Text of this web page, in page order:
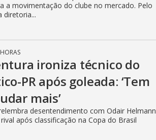
a movimentação do clube no mercado. Pelo
diretoria...
ironiza técnico do
PR após goleada: ‘Tem
mais’
desentendimento com Odair Helmann
após classificação na Copa do Brasil